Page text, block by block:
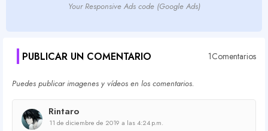
Your Responsive Ads code (Google Ads)
PUBLICAR UN COMENTARIO 1Comentarios
Puedes publicar imagenes y vídeos en los comentarios.
Rintaro
11 de diciembre de 2019 a las 4:24 p.m.